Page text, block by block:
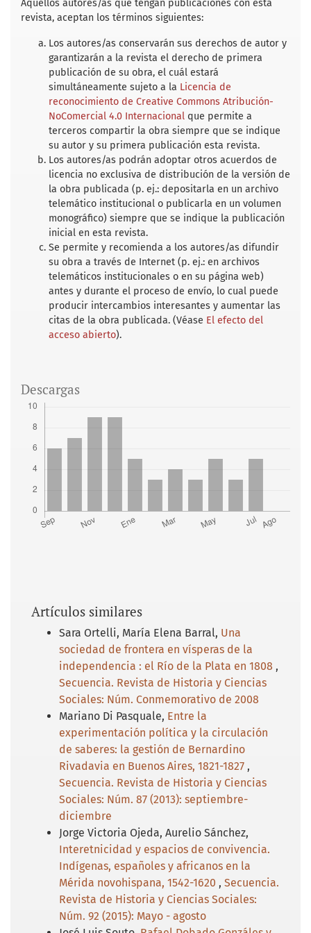
o
o
e
r
A
p
Aquellos autores/as que tengan publicaciones con esta
revista, aceptan los términos siguientes:
Los autores/as conservarán sus derechos de autor y
garantizarán a la revista el derecho de primera
publicación de su obra, el cuál estará
simultáneamente sujeto a la Licencia de
reconocimiento de Creative Commons Atribución-
NoComercial 4.0 Internacional que permite a
terceros compartir la obra siempre que se indique
su autor y su primera publicación esta revista.
Los autores/as podrán adoptar otros acuerdos de
licencia no exclusiva de distribución de la versión de
la obra publicada (p. ej.: depositarla en un archivo
telemático institucional o publicarla en un volumen
monográfico) siempre que se indique la publicación
inicial en esta revista.
Se permite y recomienda a los autores/as difundir
su obra a través de Internet (p. ej.: en archivos
telemáticos institucionales o en su página web)
antes y durante el proceso de envío, lo cual puede
producir intercambios interesantes y aumentar las
citas de la obra publicada. (Véase El efecto del
acceso abierto).
Descargas
Artículos similares
Sara Ortelli, María Elena Barral, Una
sociedad de frontera en vísperas de la
independencia : el Río de la Plata en 1808 ,
Secuencia. Revista de Historia y Ciencias
Sociales: Núm. Conmemorativo de 2008
Mariano Di Pasquale, Entre la
experimentación política y la circulación
de saberes: la gestión de Bernardino
Rivadavia en Buenos Aires, 1821-1827 ,
Secuencia. Revista de Historia y Ciencias
Sociales: Núm. 87 (2013): septiembre-
diciembre
Jorge Victoria Ojeda, Aurelio Sánchez,
Interetnicidad y espacios de convivencia.
Indígenas, españoles y africanos en la
Mérida novohispana, 1542-1620 , Secuencia.
Revista de Historia y Ciencias Sociales:
Núm. 92 (2015): Mayo - agosto